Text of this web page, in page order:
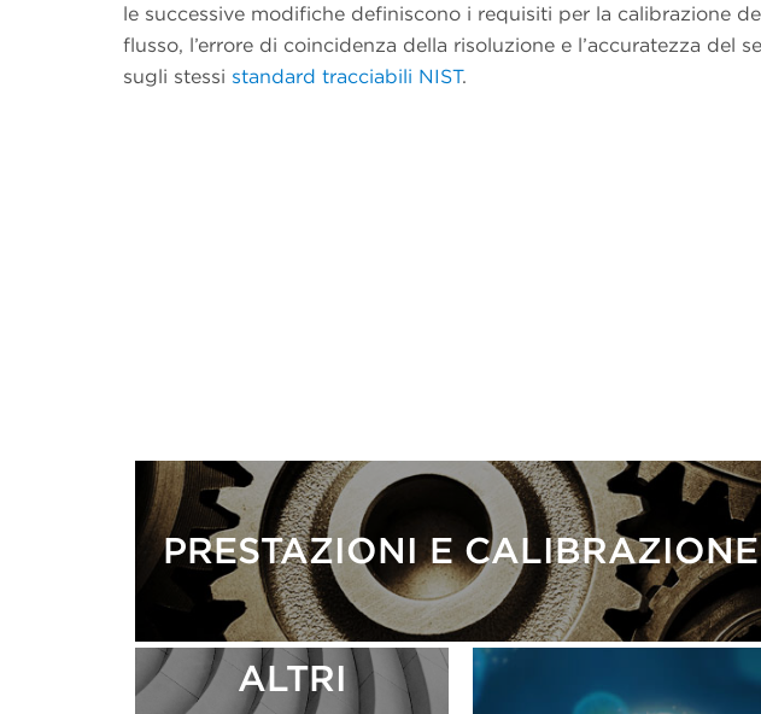
le successive modifiche definiscono i requisiti per la calibrazione
flusso, l’errore di coincidenza della risoluzione e l’accuratezza
sugli stessi standard tracciabili NIST.
PRESTAZIONI E CALIBRAZIONE
ALTRI